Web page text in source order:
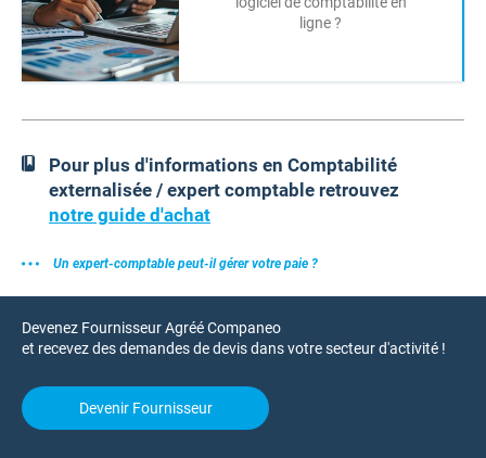
ligne ?
Pour plus d'informations en Comptabilité
externalisée / expert comptable retrouvez
notre guide d'achat
Un expert-comptable peut-il gérer votre paie ?
Devenez Fournisseur Agréé Companeo
et recevez des demandes de devis dans votre secteur d'activité !
Devenir Fournisseur